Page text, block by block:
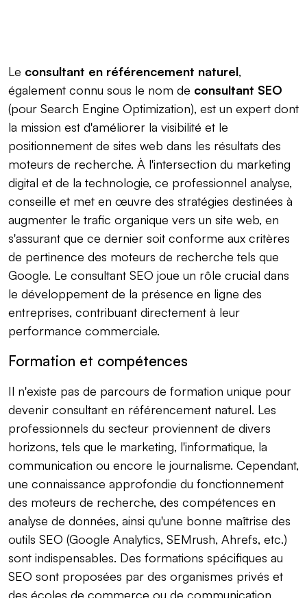
Le consultant en référencement naturel,
également connu sous le nom de consultant SEO
(pour Search Engine Optimization), est un expert dont
la mission est d'améliorer la visibilité et le
positionnement de sites web dans les résultats des
moteurs de recherche. À l'intersection du marketing
digital et de la technologie, ce professionnel analyse,
conseille et met en œuvre des stratégies destinées à
augmenter le trafic organique vers un site web, en
s'assurant que ce dernier soit conforme aux critères
de pertinence des moteurs de recherche tels que
Google. Le consultant SEO joue un rôle crucial dans
le développement de la présence en ligne des
entreprises, contribuant directement à leur
performance commerciale.
Formation et compétences
Il n'existe pas de parcours de formation unique pour
devenir consultant en référencement naturel. Les
professionnels du secteur proviennent de divers
horizons, tels que le marketing, l'informatique, la
communication ou encore le journalisme. Cependant,
une connaissance approfondie du fonctionnement
des moteurs de recherche, des compétences en
analyse de données, ainsi qu'une bonne maîtrise des
outils SEO (Google Analytics, SEMrush, Ahrefs, etc.)
sont indispensables. Des formations spécifiques au
SEO sont proposées par des organismes privés et
des écoles de commerce ou de communication,